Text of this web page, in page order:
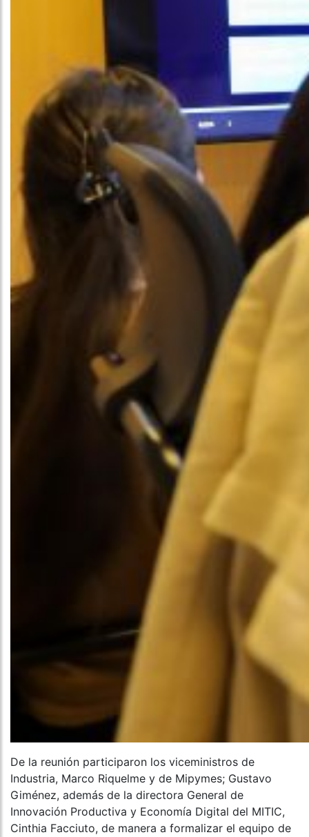
De la reunión participaron los viceministros de
Industria, Marco Riquelme y de Mipymes; Gustavo
Giménez, además de la directora General de
Innovación Productiva y Economía Digital del MITIC,
Cinthia Facciuto, de manera a formalizar el equipo de